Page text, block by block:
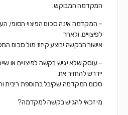
המקדמה המבוקש.
– המקדמה אינה סכום הפיצוי הסופי,
לפיצויים, ולאחר
אישור הבקשה יבוצע קיזוז מול סכום
– עוסק שלא יגיש בקשה לפיצויים או
יידרש להחזיר את
סכום המקדמה שקיבל בתוספת ריבית
מי זכאי להגיש בקשה למקדמה?